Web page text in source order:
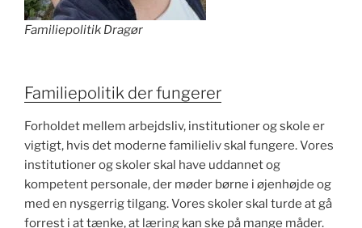
Familiepolitik Dragør
Familiepolitik der fungerer
Forholdet mellem arbejdsliv, institutioner og skole er
vigtigt, hvis det moderne familieliv skal fungere. Vores
institutioner og skoler skal have uddannet og
kompetent personale, der møder børne i øjenhøjde og
med en nysgerrig tilgang. Vores skoler skal turde at gå
forrest i at tænke, at læring kan ske på mange måder.